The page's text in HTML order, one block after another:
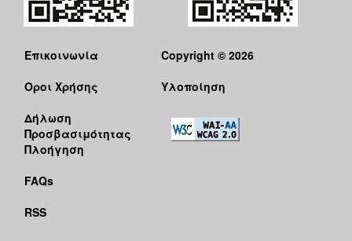
Επικοινωνία
Όροι Χρήσης
Δήλωση
Προσβασιμότητας
Πλοήγηση
FAQs
RSS
Copyright © 2026
Υλοποίηση